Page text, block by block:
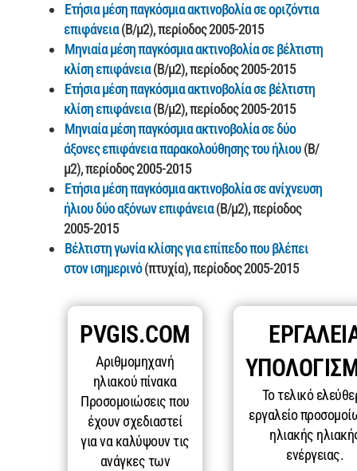
Ετήσια μέση παγκόσμια ακτινοβολία σε οριζόντια
επιφάνεια(Β/μ2), περίοδος 2005-2015
Μηνιαία μέση παγκόσμια ακτινοβολία σε βέλτιστη
κλίση επιφάνεια(Β/μ2), περίοδος 2005-2015
Ετήσια μέση παγκόσμια ακτινοβολία σε βέλτιστη
κλίση επιφάνεια(Β/μ2), περίοδος 2005-2015
Μηνιαία μέση παγκόσμια ακτινοβολία σε δύο
άξονες επιφάνεια παρακολούθησης του ήλιου(Β/
μ2), περίοδος 2005-2015
Ετήσια μέση παγκόσμια ακτινοβολία σε ανίχνευση
ήλιου δύο αξόνων επιφάνεια(Β/μ2), περίοδος
2005-2015
Βέλτιστη γωνία κλίσης για επίπεδο που βλέπει
στον ισημερινό(πτυχία), περίοδος 2005-2015
PVGIS.COM
Αριθμομηχανή
ηλιακού πίνακα
Προσομοιώσεις που
έχουν σχεδιαστεί
για να καλύψουν τις
ανάγκες των
Το τελικό
εργαλείο
ηλιακής
ενέργειας.